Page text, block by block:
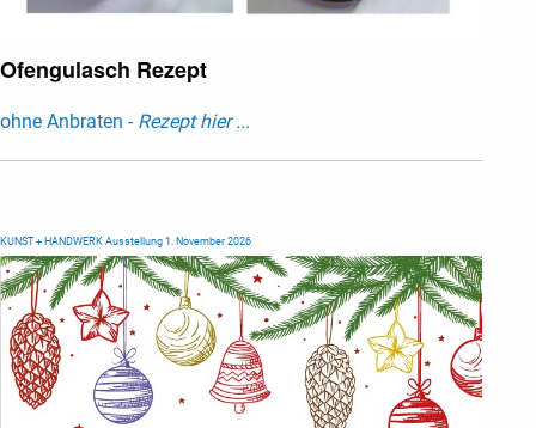
Ofengulasch Rezept
ohne Anbraten - Rezept hier ...
KUNST + HANDWERK Ausstellung 1. November 2026